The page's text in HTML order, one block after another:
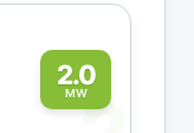
2.0
MW